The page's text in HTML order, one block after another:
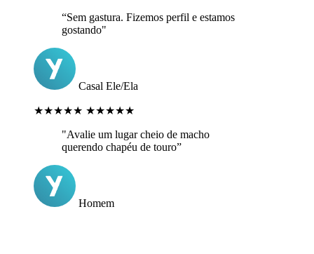
“Sem gastura. Fizemos perfil e estamos
gostando"
Casal Ele/Ela
★★★★★ ★★★★★
"Avalie um lugar cheio de macho
querendo chapéu de touro”
Homem